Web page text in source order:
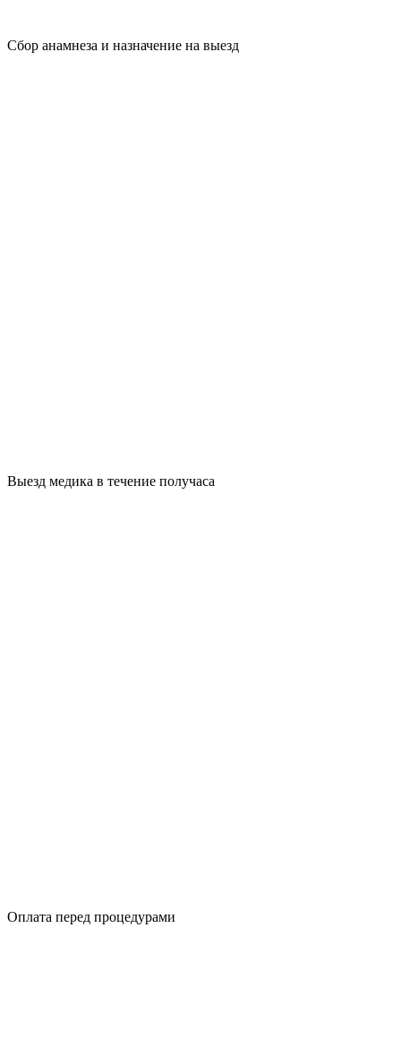
Сбор анамнеза и назначение на выезд
Выезд медика в течение получаса
Оплата перед процедурами